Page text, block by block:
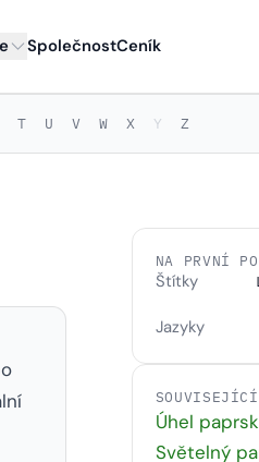
SpolečnostCeník
T U V W X Y Z
NA PRVNÍ
Štítky
Jazyky
Úhel
Světelný